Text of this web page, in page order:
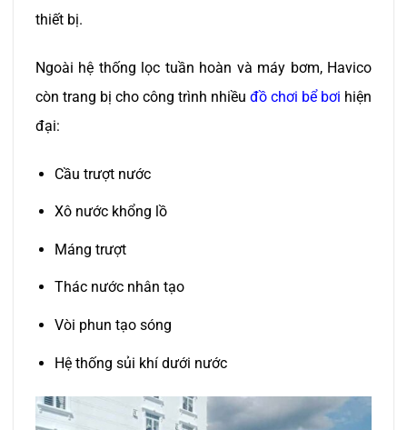
thiết bị.
Ngoài hệ thống lọc tuần hoàn và máy bơm, Havico
còn trang bị cho công trình nhiều đồ chơi bể bơi hiện
đại:
Cầu trượt nước
Xô nước khổng lồ
Máng trượt
Thác nước nhân tạo
Vòi phun tạo sóng
Hệ thống sủi khí dưới nước